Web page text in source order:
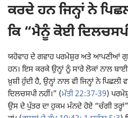
ਕਰਦੇ ਹਨ ਜਿਨ੍ਹਾਂ ਨੇ
ਕਿ “ਮੈਨੂੰ ਕੋਈ
ਯਹੋਵਾਹ ਦੇ ਗਵਾਹ ਪਰਮੇਸ਼ੁਰ ਅਤੇ ਆਪਣੀਆਂ
ਹਨ। ਇਸ ਕਰਕੇ ਉਨ੍ਹਾਂ ਨੂੰ ਸਾਰੇ ਲੋਕਾਂ ਨਾਲ
ਖ਼ੁਸ਼ੀ ਹੁੰਦੀ ਹੈ, ਉਨ੍ਹਾਂ ਨਾਲ ਵੀ ਜਿਨ੍ਹਾਂ ਨੇ
ਦਿਲਚਸਪੀ ਨਹੀਂ।” (ਮੱਤੀ 22:37-39)
ਉਸ ਦੇ ਪੁੱਤਰ ਦਾ ਹੁਕਮ ਮੰਨਦੇ ਹੋਏ “ਚੰਗੀ